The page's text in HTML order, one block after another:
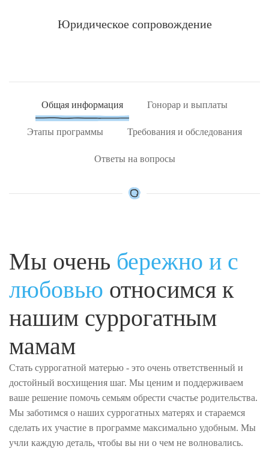
Юридическое сопровождение
Общая информация Гонорар и выплаты
Этапы программы Требования и обследования
Ответы на вопросы
Мы очень бережно и с
любовью относимся к
нашим суррогатным
мамам
Стать суррогатной матерью - это очень ответственный и
достойный восхищения шаг. Мы ценим и поддерживаем
ваше решение помочь семьям обрести счастье родительства.
Мы заботимся о наших суррогатных матерях и стараемся
сделать их участие в программе максимально удобным. Мы
учли каждую деталь, чтобы вы ни о чем не волновались.